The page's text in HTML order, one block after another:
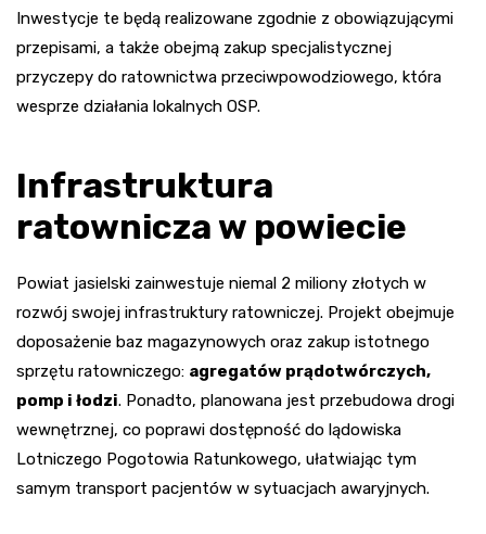
Inwestycje te będą realizowane zgodnie z obowiązującymi
przepisami, a także obejmą zakup specjalistycznej
przyczepy do ratownictwa przeciwpowodziowego, która
wesprze działania lokalnych OSP.
Infrastruktura
ratownicza w powiecie
Powiat jasielski zainwestuje niemal 2 miliony złotych w
rozwój swojej infrastruktury ratowniczej. Projekt obejmuje
doposażenie baz magazynowych oraz zakup istotnego
sprzętu ratowniczego: agregatów prądotwórczych,
pomp i łodzi. Ponadto, planowana jest przebudowa drogi
wewnętrznej, co poprawi dostępność do lądowiska
Lotniczego Pogotowia Ratunkowego, ułatwiając tym
samym transport pacjentów w sytuacjach awaryjnych.